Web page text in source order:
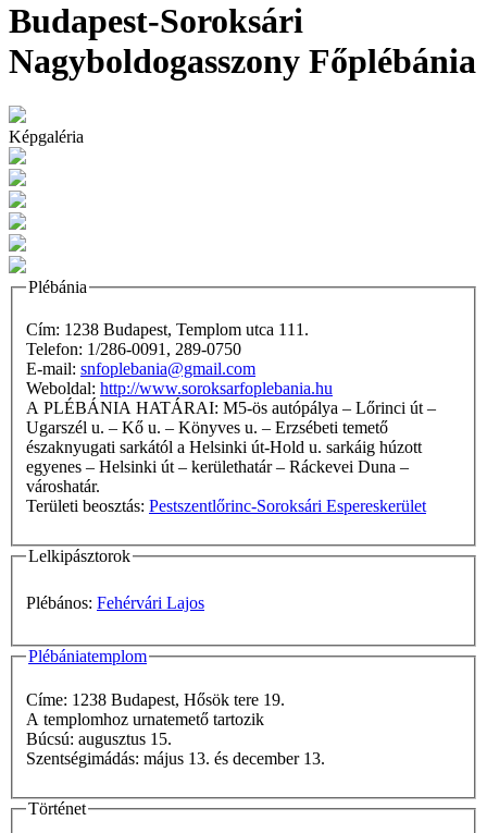
Budapest-Soroksári
Nagyboldogasszony Főplébánia
Képgaléria
Plébánia
Cím: 1238 Budapest, Templom utca 111.
Telefon: 1/286-0091, 289-0750
E-mail: snfoplebania@gmail.com
Weboldal: http://www.soroksarfoplebania.hu
A PLÉBÁNIA HATÁRAI: M5-ös autópálya – Lőrinci út –
Ugarszél u. – Kő u. – Könyves u. – Erzsébeti temető
északnyugati sarkától a Helsinki út-Hold u. sarkáig húzott
egyenes – Helsinki út – kerülethatár – Ráckevei Duna –
városhatár.
Területi beosztás: Pestszentlőrinc-Soroksári Espereskerület
Lelkipásztorok
Plébános: Fehérvári Lajos
Plébániatemplom
Címe: 1238 Budapest, Hősök tere 19.
A templomhoz urnatemető tartozik
Búcsú: augusztus 15.
Szentségimádás: május 13. és december 13.
Történet